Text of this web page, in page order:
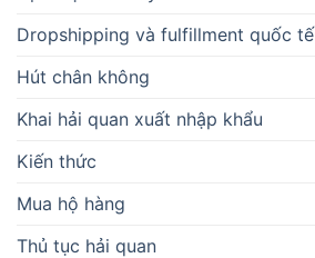
Dropshipping và fulfillment quốc tế
Hút chân không
Khai hải quan xuất nhập khẩu
Kiến thức
Mua hộ hàng
Thủ tục hải quan